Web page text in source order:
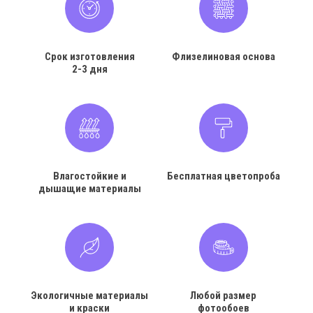
Срок изготовления
2-3 дня
Флизелиновая основа
Влагостойкие и
дышащие материалы
Бесплатная цветопроба
Экологичные материалы
и краски
Любой размер
фотообоев